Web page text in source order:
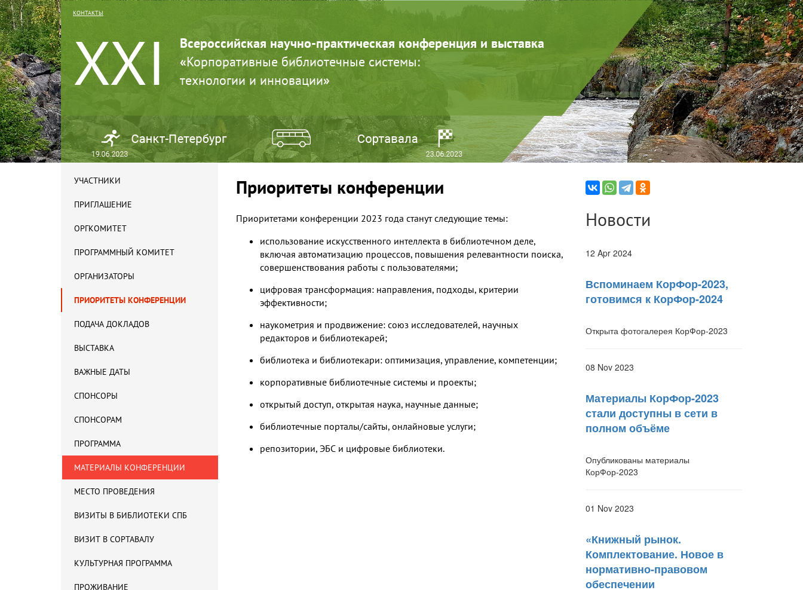
КОНТАКТЫ
XXI
Всероссийская научно-практическая конференция и выставка
«Корпоративные библиотечные системы:
технологии и инновации»
УЧАСТНИКИ
ПРИГЛАШЕНИЕ
ОРГКОМИТЕТ
ПРОГРАММНЫЙ КОМИТЕТ
ОРГАНИЗАТОРЫ
ПРИОРИТЕТЫ КОНФЕРЕНЦИИ
ПОДАЧА ДОКЛАДОВ
ВЫСТАВКА
ВАЖНЫЕ ДАТЫ
СПОНСОРЫ
СПОНСОРАМ
ПРОГРАММА
МАТЕРИАЛЫ КОНФЕРЕНЦИИ
МЕСТО ПРОВЕДЕНИЯ
ВИЗИТЫ В БИБЛИОТЕКИ СПБ
ВИЗИТ В СОРТАВАЛУ
КУЛЬТУРНАЯ ПРОГРАММА
ПРОЖИВАНИЕ
Приоритеты конференции
Приоритетами конференции 2023 года станут следующие темы:
использование искусственного интеллекта в библиотечном деле,
включая автоматизацию процессов, повышения релевантности поиска,
совершенствования работы с пользователями;
цифровая трансформация: направления, подходы, критерии
эффективности;
наукометрия и продвижение: союз исследователей, научных
редакторов и библиотекарей;
библиотека и библиотекари: оптимизация, управление, компетенции;
корпоративные библиотечные системы и проекты;
открытый доступ, открытая наука, научные данные;
библиотечные порталы/сайты, онлайновые услуги;
репозитории, ЭБС и цифровые библиотеки.
Новости
12 Apr 2024
Вспоминаем КорФор-2023,
готовимся к КорФор-2024
Открыта фотогалерея КорФор-2023
08 Nov 2023
Материалы КорФор-2023
стали доступны в сети в
полном объёме
Опубликованы материалы
КорФор-2023
01 Nov 2023
«Книжный рынок.
Комплектование. Новое в
нормативно-правовом
обеспечении